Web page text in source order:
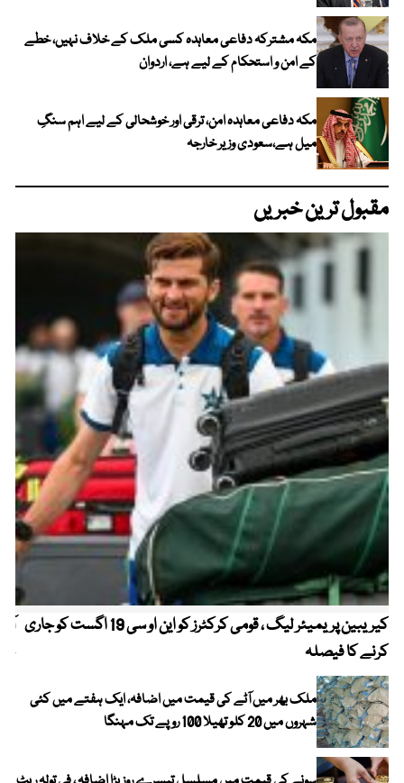
مکہ مشترکہ دفاعی معاہدہ کسی ملک کے خلاف نہیں، خطے
کے امن و استحکام کے لیے ہے، اردوان
مکہ دفاعی معاہدہ امن، ترقی اور خوشحالی کے لیے اہم سنگِ
میل ہے،سعودی وزیر خارجہ
مقبول ترین خبریں
کیریبین پریمیئر لیگ ، قومی کرکٹرز کو این او سی 19 اگست کو جاری
کرنے کا فیصلہ
ملک بھر میں آٹے کی قیمت میں اضافہ، ایک ہفتے میں کئی
شہروں میں 20 کلو تھیلا 100 روپے تک مہنگا